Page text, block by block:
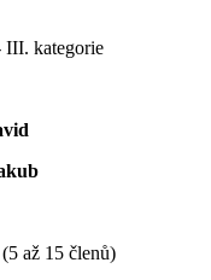
III. kategorie
až 15 členů)